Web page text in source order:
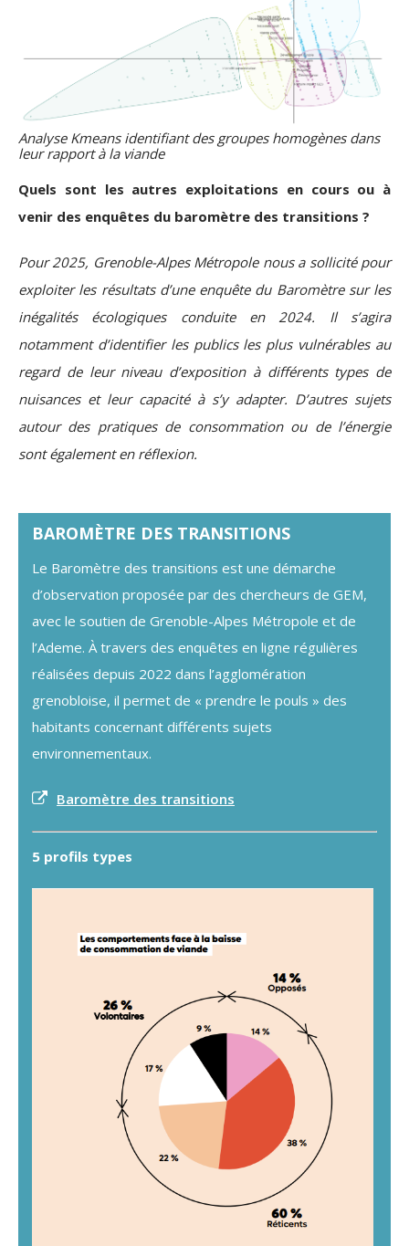
Analyse Kmeans identifiant des groupes homogènes dans
leur rapport à la viande
Quels sont les autres exploitations en cours ou à
venir des enquêtes du baromètre des transitions ?
Pour 2025, Grenoble-Alpes Métropole nous a sollicité pour
exploiter les résultats d’une enquête du Baromètre sur les
inégalités écologiques conduite en 2024. Il s’agira
notamment d’identifier les publics les plus vulnérables au
regard de leur niveau d’exposition à différents types de
nuisances et leur capacité à s’y adapter. D’autres sujets
autour des pratiques de consommation ou de l’énergie
sont également en réflexion.
BAROMÈTRE DES TRANSITIONS
Le Baromètre des transitions est une démarche
d’observation proposée par des chercheurs de GEM,
avec le soutien de Grenoble-Alpes Métropole et de
l’Ademe. À travers des enquêtes en ligne régulières
réalisées depuis 2022 dans l’agglomération
grenobloise, il permet de « prendre le pouls » des
habitants concernant différents sujets
environnementaux.
Baromètre des transitions
5 profils types